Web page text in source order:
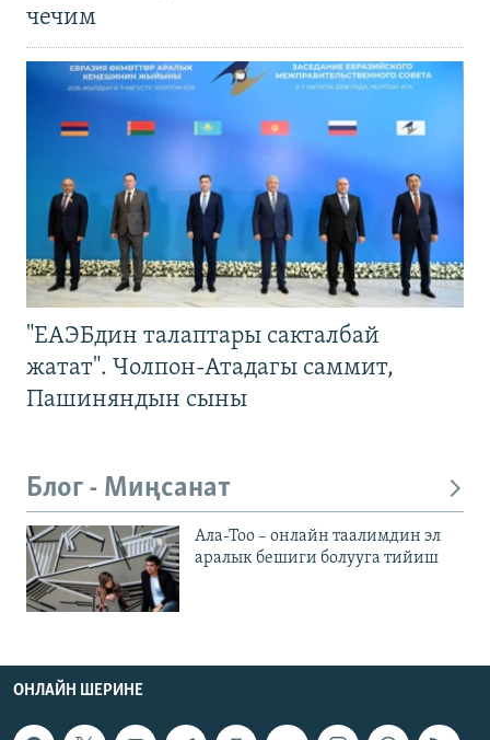
чечим
"ЕАЭБдин талаптары сакталбай
жатат". Чолпон-Атадагы саммит,
Пашиняндын сыны
Блог - Миңсанат
Ала-Тоо – онлайн таалимдин эл
аралык бешиги болууга тийиш
ОНЛАЙН ШЕРИНЕ